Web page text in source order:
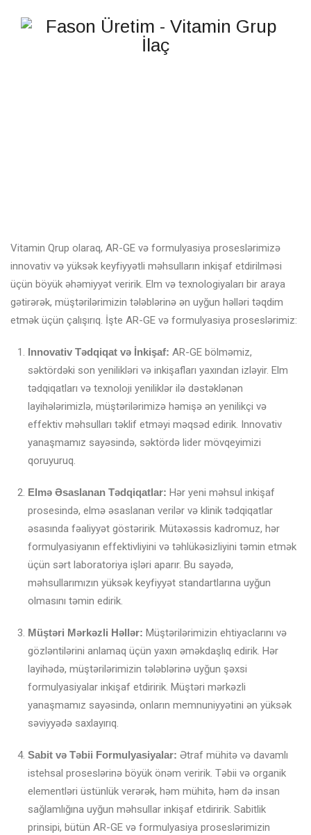
Vitamin Qrup olaraq, AR-GE və formulyasiya proseslərimizə
innovativ və yüksək keyfiyyətli məhsulların inkişaf etdirilməsi
üçün böyük əhəmiyyət veririk. Elm və texnologiyaları bir araya
gətirərək, müştərilərimizin tələblərinə ən uyğun həlləri təqdim
etmək üçün çalışırıq. İşte AR-GE və formulyasiya proseslərimiz:
Innovativ Tədqiqat və İnkişaf: AR-GE bölməmiz,
səktördəki son yenilikləri və inkişafları yaxından izləyir. Elm
tədqiqatları və texnoloji yeniliklər ilə dəstəklənən
layihələrimizlə, müştərilərimizə həmişə ən yenilikçi və
effektiv məhsulları təklif etməyi məqsəd edirik. Innovativ
yanaşmamız sayəsində, səktördə lider mövqeyimizi
qoruyuruq.
Elmə Əsaslanan Tədqiqatlar: Hər yeni məhsul inkişaf
prosesində, elmə əsaslanan verilər və klinik tədqiqatlar
əsasında fəaliyyət göstəririk. Mütəxəssis kadromuz, hər
formulyasiyanın effektivliyini və təhlükəsizliyini təmin etmək
üçün sərt laboratoriya işləri aparır. Bu sayədə,
məhsullarımızın yüksək keyfiyyət standartlarına uyğun
olmasını təmin edirik.
Müştəri Mərkəzli Həllər: Müştərilərimizin ehtiyaclarını və
gözləntilərini anlamaq üçün yaxın əməkdaşlıq edirik. Hər
layihədə, müştərilərimizin tələblərinə uyğun şəxsi
formulyasiyalar inkişaf etdiririk. Müştəri mərkəzli
yanaşmamız sayəsində, onların memnuniyyətini ən yüksək
səviyyədə saxlayırıq.
Sabit və Təbii Formulyasiyalar: Ətraf mühitə və davamlı
istehsal proseslərinə böyük önəm veririk. Təbii və organik
elementləri üstünlük verərək, həm mühitə, həm də insan
sağlamlığına uyğun məhsullar inkişaf etdiririk. Sabitlik
prinsipi, bütün AR-GE və formulyasiya proseslərimizin